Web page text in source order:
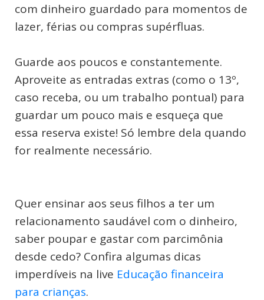
com dinheiro guardado para momentos de
lazer, férias ou compras supérfluas.
Guarde aos poucos e constantemente.
Aproveite as entradas extras (como o 13º,
caso receba, ou um trabalho pontual) para
guardar um pouco mais e esqueça que
essa reserva existe! Só lembre dela quando
for realmente necessário.
Quer ensinar aos seus filhos a ter um
relacionamento saudável com o dinheiro,
saber poupar e gastar com parcimônia
desde cedo? Confira algumas dicas
imperdíveis na live Educação financeira
para crianças.